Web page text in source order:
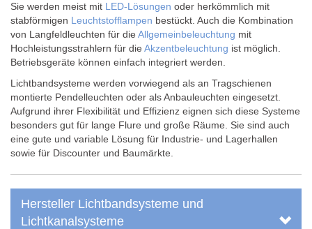
Sie werden meist mit LED-Lösungen oder herkömmlich mit
stabförmigen Leuchtstofflampen bestückt. Auch die Kombination
von Langfeldleuchten für die Allgemeinbeleuchtung mit
Hochleistungsstrahlern für die Akzentbeleuchtung ist möglich.
Betriebsgeräte können einfach integriert werden.
Lichtbandsysteme werden vorwiegend als an Tragschienen
montierte Pendelleuchten oder als Anbauleuchten eingesetzt.
Aufgrund ihrer Flexibilität und Effizienz eignen sich diese Systeme
besonders gut für lange Flure und große Räume. Sie sind auch
eine gute und variable Lösung für Industrie- und Lagerhallen
sowie für Discounter und Baumärkte.
Hersteller Lichtbandsysteme und
Lichtkanalsysteme